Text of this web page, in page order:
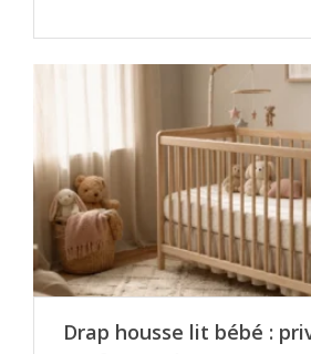
Drap housse lit bébé :